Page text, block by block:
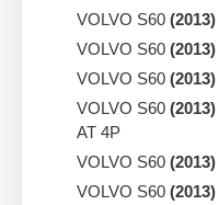
VOLVO S60 (2013)
VOLVO S60 (2013)
VOLVO S60 (2013)
VOLVO S60 (2013)
AT 4P
VOLVO S60 (2013)
VOLVO S60 (2013)